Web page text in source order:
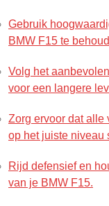
Gebruik
BMW F15 te
Volg het
voor een langere
Zorg ervoor dat alle
op het juiste niveau
Rijd defensief en
van je BMW F15.